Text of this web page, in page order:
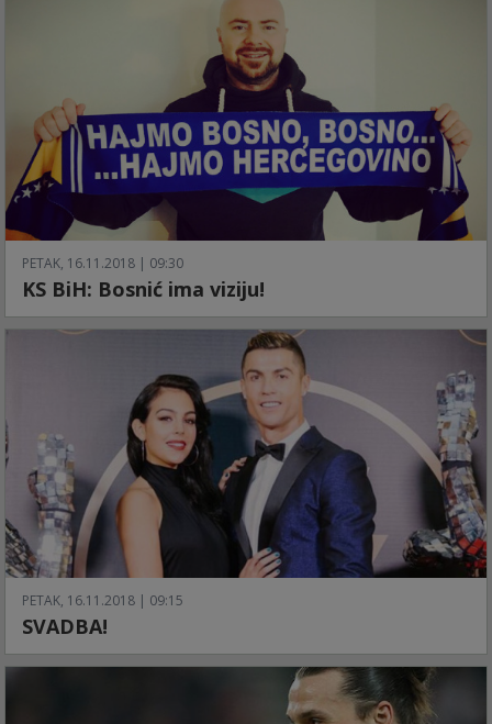
PETAK, 16.11.2018 | 09:30
KS BiH: Bosnić ima viziju!
PETAK, 16.11.2018 | 09:15
SVADBA!